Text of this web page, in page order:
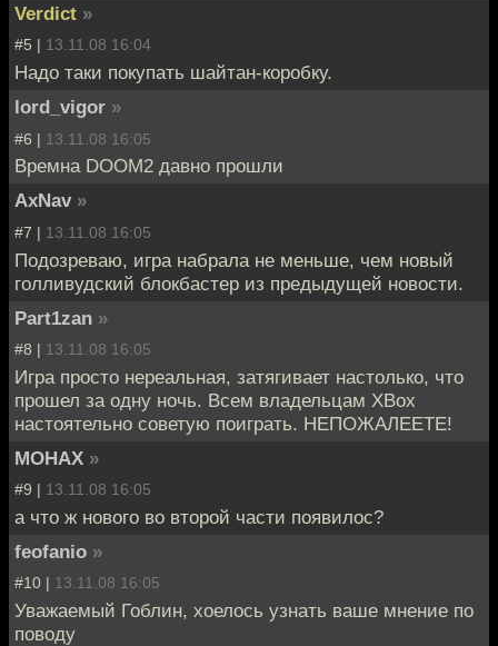
Verdict »
#5 | 13.11.08 16:04
Надо таки покупать шайтан-коробку.
lord_vigor »
#6 | 13.11.08 16:05
Времна DOOM2 давно прошли
AxNav »
#7 | 13.11.08 16:05
Подозреваю, игра набрала не меньше, чем новый
голливудский блокбастер из предыдущей новости.
Part1zan »
#8 | 13.11.08 16:05
Игра просто нереальная, затягивает настолько, что
прошел за одну ночь. Всем владельцам XBox
настоятельно советую поиграть. НЕПОЖАЛЕЕТЕ!
MOHAX »
#9 | 13.11.08 16:05
а что ж нового во второй части появилос?
feofanio »
#10 | 13.11.08 16:05
Уважаемый Гоблин, хоелось узнать ваше мнение по
поводу